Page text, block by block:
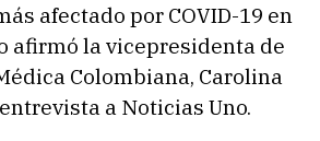
afectado por COVID-19 en
afirmó la vicepresidenta de
Colombiana, Carolina
a Noticias Uno.